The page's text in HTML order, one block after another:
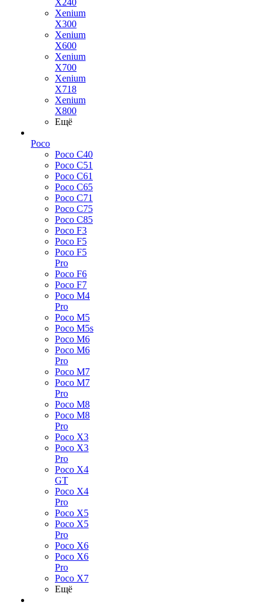
X240
Xenium
X300
Xenium
X600
Xenium
X700
Xenium
X718
Xenium
X800
Ещё
Poco
Poco C40
Poco C51
Poco C61
Poco C65
Poco C71
Poco C75
Poco C85
Poco F3
Poco F5
Poco F5
Pro
Poco F6
Poco F7
Poco M4
Pro
Poco M5
Poco M5s
Poco M6
Poco M6
Pro
Poco M7
Poco M7
Pro
Poco M8
Poco M8
Pro
Poco X3
Poco X3
Pro
Poco X4
GT
Poco X4
Pro
Poco X5
Poco X5
Pro
Poco X6
Poco X6
Pro
Poco X7
Ещё